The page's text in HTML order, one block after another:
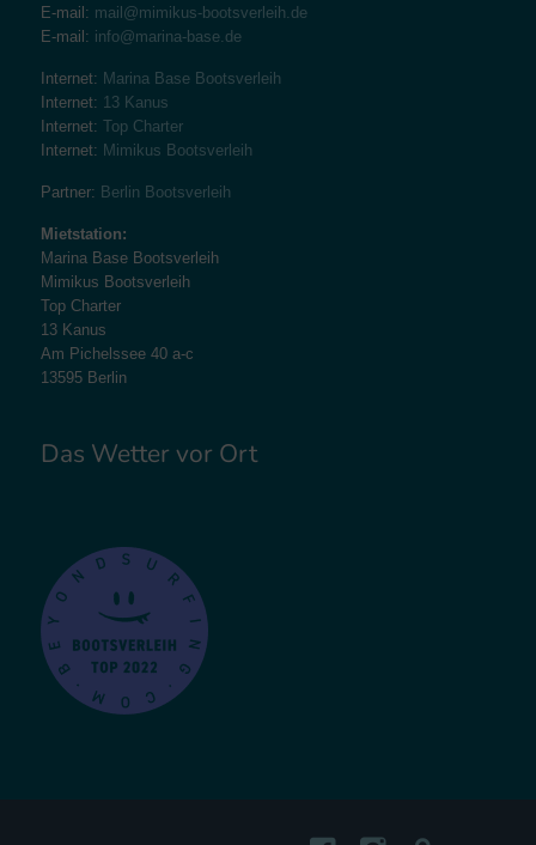
E-mail: mail@mimikus-bootsverleih.de
E-mail: info@marina-base.de
Internet: Marina Base Bootsverleih
Internet: 13 Kanus
Internet: Top Charter
Internet: Mimikus Bootsverleih
Partner: Berlin Bootsverleih
Mietstation:
Marina Base Bootsverleih
Mimikus Bootsverleih
Top Charter
13 Kanus
Am Pichelssee 40 a-c
13595 Berlin
Das Wetter vor Ort